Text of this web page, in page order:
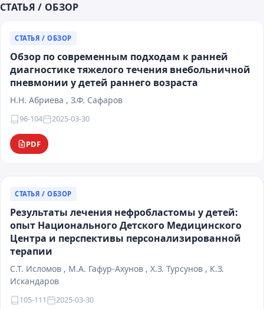
СТАТЬЯ / ОБЗОР
СТАТЬЯ / ОБЗОР
Обзор по современным подходам к ранней
диагностике тяжелого течения внебольничной
пневмонии у детей раннего возраста
Н.H. Абриева , З.Ф. Сафаров
96-104 2025-03-30
PDF
СТАТЬЯ / ОБЗОР
Результаты лечения нефробластомы у детей:
опыт Национального Детского Медицинского
Центра и перспективы персонализированной
терапии
С.Т. Исломов , М.А. Гафур-Ахунов , Х.З. Турсунов , К.З.
Искандаров
105-111 2025-03-30